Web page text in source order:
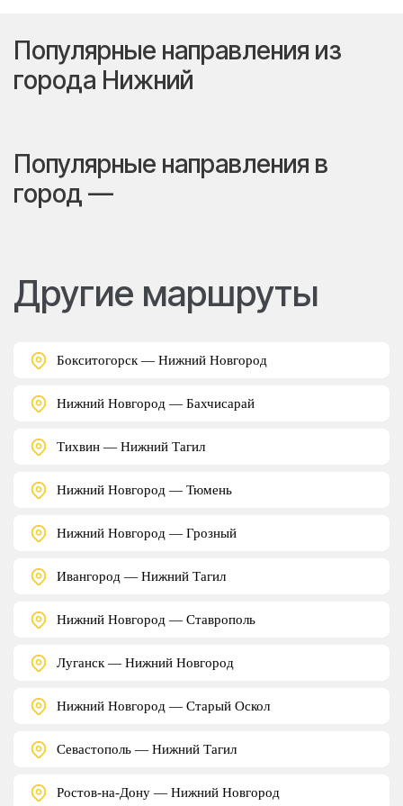
Популярные направления из
города Нижний
Популярные направления в
город —
Другие маршруты
Бокситогорск — Нижний Новгород
Нижний Новгород — Бахчисарай
Тихвин — Нижний Тагил
Нижний Новгород — Тюмень
Нижний Новгород — Грозный
Ивангород — Нижний Тагил
Нижний Новгород — Ставрополь
Луганск — Нижний Новгород
Нижний Новгород — Старый Оскол
Севастополь — Нижний Тагил
Ростов-на-Дону — Нижний Новгород